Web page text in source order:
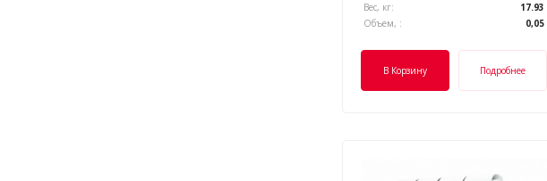
Вес, кг:
17.93
Объем, :
0,05
В Корзину Подробнее